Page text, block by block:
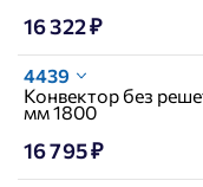
16 322 ₽
4439
Конвектор без
мм 1800
16 795 ₽